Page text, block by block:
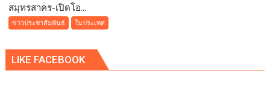
บัว
สมุทรสาคร-เปิดโอ...
ข่าวประชาสัมพันธ์ ในประเทศ
LIKE FACEBOOK